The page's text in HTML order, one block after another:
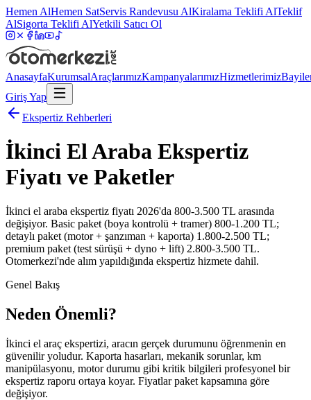
Hemen AlHemen SatServis Randevusu AlKiralama Teklifi AlTeklif
AlSigorta Teklifi AlYetkili Satıcı Ol
AnasayfaKurumsalAraçlarımızKampanyalarımızHizmetlerimiz
Giriş Yap
Ekspertiz Rehberleri
İkinci El Araba Ekspertiz
Fiyatı ve Paketler
İkinci el araba ekspertiz fiyatı 2026'da 800-3.500 TL arasında
değişiyor. Basic paket (boya kontrolü + tramer) 800-1.200 TL;
detaylı paket (motor + şanzıman + kaporta) 1.800-2.500 TL;
premium paket (test sürüşü + dyno + lift) 2.800-3.500 TL.
Otomerkezi'nde alım yapıldığında ekspertiz hizmete dahil.
Genel Bakış
Neden Önemli?
İkinci el araç ekspertizi, aracın gerçek durumunu öğrenmenin en
güvenilir yoludur. Kaporta hasarları, mekanik sorunlar, km
manipülasyonu, motor durumu gibi kritik bilgileri profesyonel bir
ekspertiz raporu ortaya koyar. Fiyatlar paket kapsamına göre
değişiyor.